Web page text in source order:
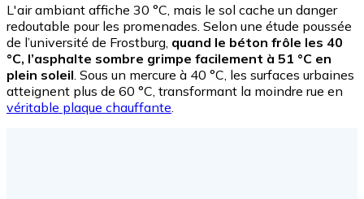
L'air ambiant affiche 30 °C, mais le sol cache un danger
redoutable pour les promenades. Selon une étude poussée
de l’université de Frostburg, quand le béton frôle les 40
°C, l’asphalte sombre grimpe facilement à 51 °C en
plein soleil . Sous un mercure à 40 °C, les surfaces urbaines
atteignent plus de 60 °C, transformant la moindre rue en
véritable plaque chauffante